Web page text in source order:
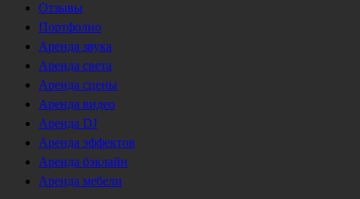
Отзывы
Портфолио
Аренда звука
Аренда света
Аренда сцены
Аренда видео
Аренда DJ
Аренда эффектов
Аренда бэклайн
Аренда мебели